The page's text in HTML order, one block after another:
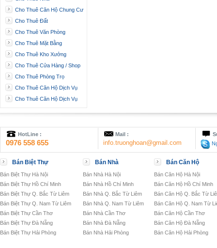
Cho Thuê Căn Hộ Chung Cư
Cho Thuê Đất
Cho Thuê Văn Phòng
Cho Thuê Mặt Bằng
Cho Thuê Kho Xưởng
Cho Thuê Cửa Hàng / Shop
Cho Thuê Phòng Trọ
Cho Thuê Căn Hộ Dịch Vụ
Cho Thuê Căn Hộ Dịch Vụ
HotLine :
0976 558 655
Mail :
info.truonghoan@gmail.com
Bán Biệt Thự
Bán Biệt Thự Hà Nội
Bán Biệt Thự Hồ Chí Minh
Bán Biệt Thự Q. Bắc Từ Liêm
Bán Biệt Thự Q. Nam Từ Liêm
Bán Biệt Thự Cần Thơ
Bán Biệt Thự Đà Nẵng
Bán Biệt Thự Hải Phòng
Bán Nhà
Bán Nhà Hà Nội
Bán Nhà Hồ Chí Minh
Bán Nhà Q. Bắc Từ Liêm
Bán Nhà Q. Nam Từ Liêm
Bán Nhà Cần Thơ
Bán Nhà Đà Nẵng
Bán Nhà Hải Phòng
Bán Căn Hộ
Bán Căn Hộ Hà Nội
Bán Căn Hộ Hồ Chí Minh
Bán Căn Hộ Q. Bắc Từ
Bán Căn Hộ Q. Nam Từ
Bán Căn Hộ Cần Thơ
Bán Căn Hộ Đà Nẵng
Bán Căn Hộ Hải Phòng